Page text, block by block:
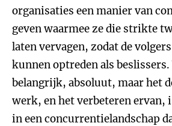
organisaties een manier van
geven waarmee ze die strikte
laten vervagen, zodat de
kunnen optreden als
belangrijk, absoluut, maar het
werk, en het verbeteren ervan,
in een concurrentielandschap